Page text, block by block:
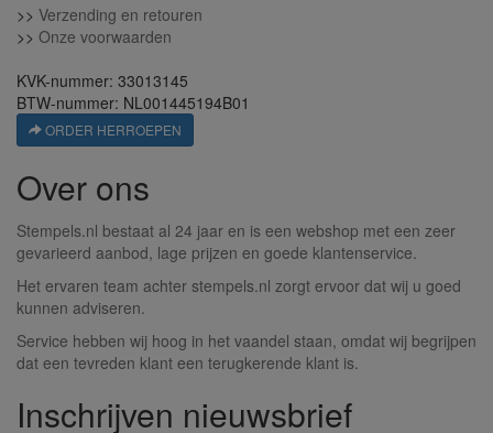
>> Verzending en retouren
>> Onze voorwaarden
KVK-nummer: 33013145
BTW-nummer: NL001445194B01
ORDER HERROEPEN
Over ons
Stempels.nl bestaat al 24 jaar en is een webshop met een zeer
gevarieerd aanbod, lage prijzen en goede klantenservice.
Het ervaren team achter stempels.nl zorgt ervoor dat wij u goed
kunnen adviseren.
Service hebben wij hoog in het vaandel staan, omdat wij begrijpen
dat een tevreden klant een terugkerende klant is.
Inschrijven nieuwsbrief